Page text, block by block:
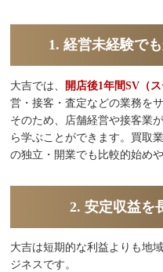
1. 経営未経験で
大吉では、 開店後1年間SV（
営・接客・査定などの業務を
そのため、店舗経営や接客業
ら学ぶことができます。買取
の独立・開業でも比較的始め
2. 安定収益を
大吉は短期的な利益よりも地
ジネスです。